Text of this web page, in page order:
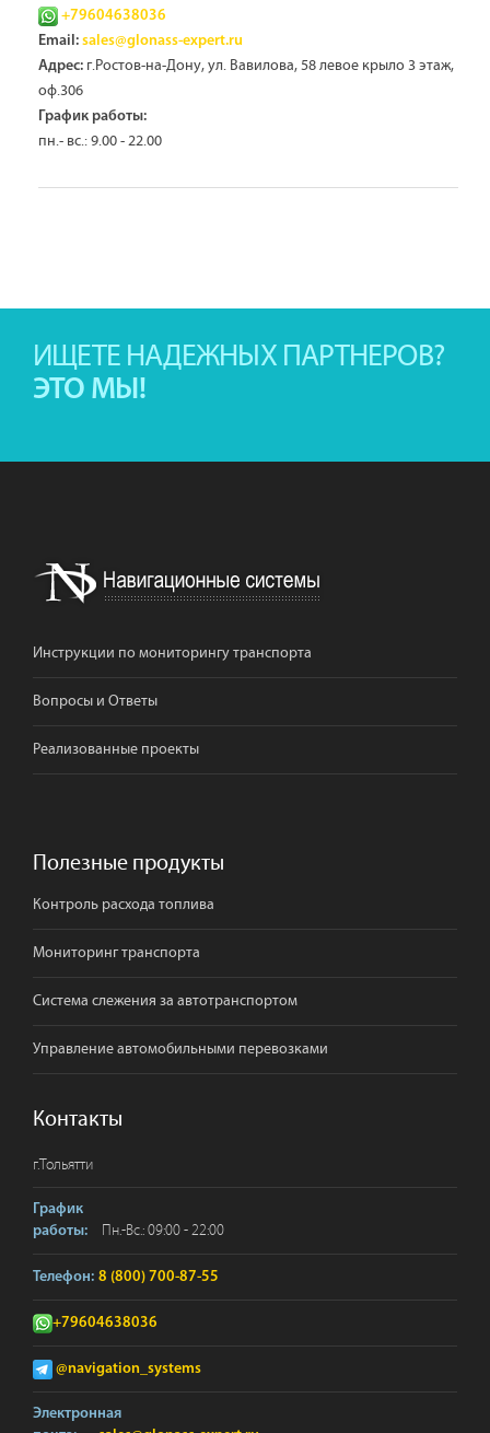
+79604638036
Email: sales@glonass-expert.ru
Адрес: г.Ростов-на-Дону, ул. Вавилова, 58 левое крыло 3 этаж,
оф.306
График работы:
пн.- вс.: 9.00 - 22.00
ИЩЕТЕ НАДЕЖНЫХ ПАРТНЕРОВ?
ЭТО МЫ!
Инструкции по мониторингу транспорта
Вопросы и Ответы
Реализованные проекты
Полезные продукты
Контроль расхода топлива
Мониторинг транспорта
Система слежения за автотранспортом
Управление автомобильными перевозками
Контакты
г.Тольятти
График
работы:
Пн.-Вс.: 09:00 - 22:00
Телефон: 8 (800) 700-87-55
+79604638036
@navigation_systems
Электронная